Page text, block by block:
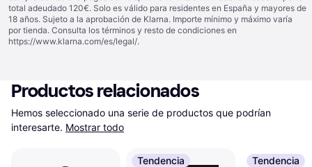
total adeudado 120€. Solo es válido para residentes en España y mayores de
18 años. Sujeto a la aprobación de Klarna. Importe mínimo y máximo varía
por tienda. Consulta los términos y resto de condiciones en
https://www.klarna.com/es/legal/.
Productos relacionados
Hemos seleccionado una serie de productos que podrían
interesarte. Mostrar todo
Tendencia Tendencia